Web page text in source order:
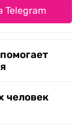
Telegram
человек